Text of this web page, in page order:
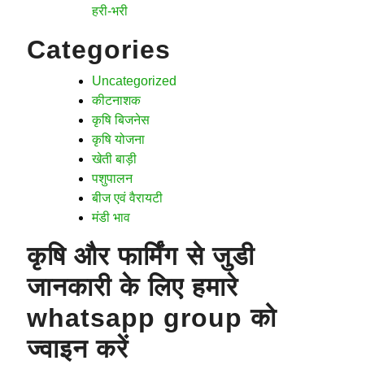
हरी-भरी
Categories
Uncategorized
कीटनाशक
कृषि बिजनेस
कृषि योजना
खेती बाड़ी
पशुपालन
बीज एवं वैरायटी
मंडी भाव
कृषि और फार्मिंग से जुडी
जानकारी के लिए हमारे
whatsapp group को
ज्वाइन करें